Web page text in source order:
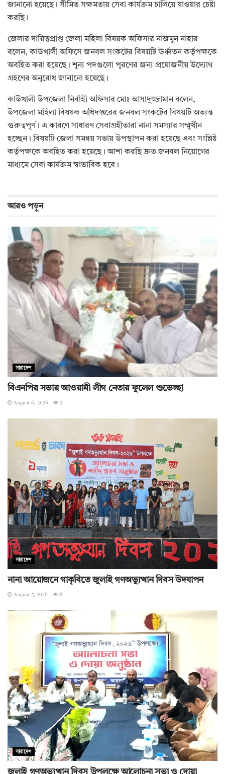
জানানো হয়েছে। সীমিত সক্ষমতায় সেবা কার্যক্রম চালিয়ে যাওয়ার চেষ্টা
করছি।
জেলার দায়িত্বপ্রাপ্ত জেলা মহিলা বিষয়ক অফিসার নাজমুন নাহার
বলেন, কাউখালী অফিসে জনবল সংকটের বিষয়টি ঊর্ধ্বতন কর্তৃপক্ষকে
অবহিত করা হয়েছে। শূন্য পদগুলো পূরণের জন্য প্রয়োজনীয় উদ্যোগ
গ্রহণের অনুরোধ জানানো হয়েছে।
কাউখালী উপজেলা নির্বাহী অফিসার মোঃ আসাদুজ্জামান বলেন,
উপজেলা মহিলা বিষয়ক অধিদপ্তরের জনবল সংকটের বিষয়টি অত্যন্ত
গুরুত্বপূর্ণ। এ কারণে সাধারণ সেবাগ্রহীতারা নানা সমস্যার সম্মুখীন
হচ্ছেন। বিষয়টি জেলা সমন্বয় সভায় উপস্থাপন করা হয়েছে এবং সংশ্লিষ্ট
কর্তৃপক্ষকে অবহিত করা হয়েছে। আশা করছি দ্রুত জনবল নিয়োগের
মাধ্যমে সেবা কার্যক্রম স্বাভাবিক হবে।
আরও পড়ুন
সারাদেশ
বিএনপির সভায় আওয়ামী লীগ নেতার ফুলেল শুভেচ্ছা
August 6, 2026 5
সারাদেশ
নানা আয়োজনে গাকৃবিতে জুলাই গণঅভ্যুত্থান দিবস উদযাপন
August 5, 2026 8
সারাদেশ
জুলাই গণঅভ্যুত্থান দিবস উপলক্ষে আলোচনা সভা ও দোয়া